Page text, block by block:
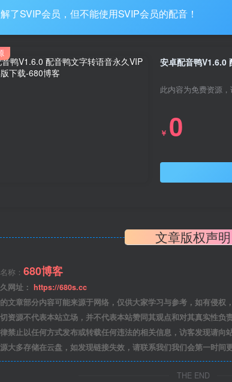
了SVIP会员，但不能使用SVIP会员的配音！
安卓配音鸭V1.6.0
此内容为免费资源
￥ 0
文章版权声明
称： 680博客
网址： https://680s.cc
文章部分内容可能来源于网络，仅供大家学习与参考，如有侵权
资源不代表本站立场，并不代表本站赞同其观点和对其真实性负责
禁止以任何方式发布或转载任何违法的相关信息，访客发现请向
大多存储在云盘，如发现链接失效，请联系我们我们会第一时间更
THE END